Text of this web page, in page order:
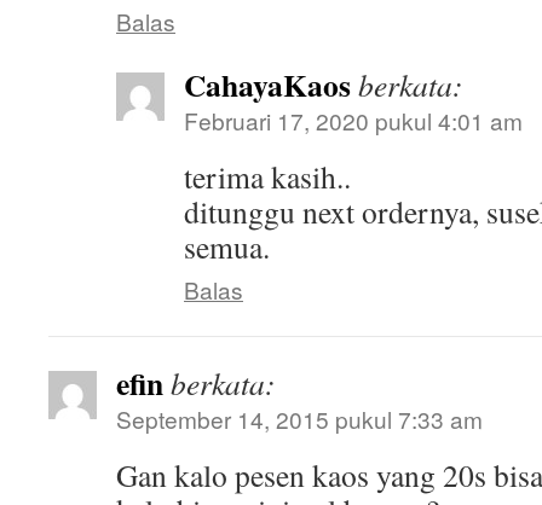
Balas
CahayaKaosberkata:
Februari 17, 2020 pukul 4:01 am
terima kasih..
ditunggu next ordernya,
semua.
Balas
efinberkata:
September 14, 2015 pukul 7:33 am
Gan kalo pesen kaos yang 20s